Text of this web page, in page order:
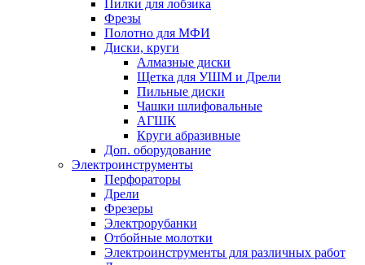
Пилки для лобзика
Фрезы
Полотно для МФИ
Диски, круги
Алмазные диски
Щетка для УШМ и Дрели
Пильные диски
Чашки шлифовальные
АГШК
Круги абразивные
Доп. оборудование
Электроинструменты
Перфораторы
Дрели
Фрезеры
Электрорубанки
Отбойные молотки
Электроинструменты для различных работ